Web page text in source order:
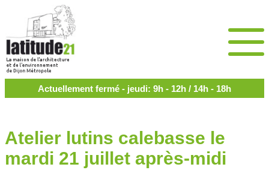
Actuellement fermé - jeudi: 9h - 12h / 14h - 18h
Atelier lutins calebasse le
mardi 21 juillet après-midi